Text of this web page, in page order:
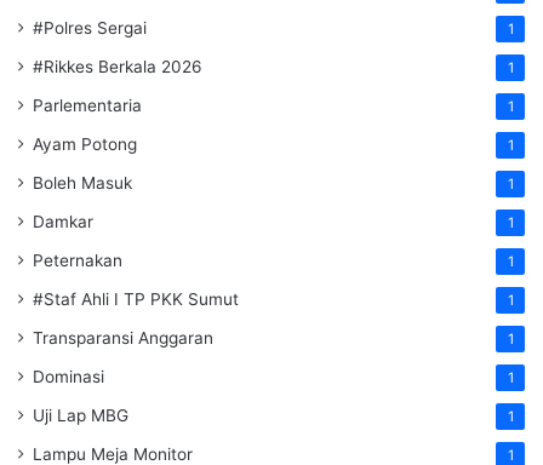
#Polres Sergai 1
#Rikkes Berkala 2026 1
Parlementaria 1
Ayam Potong 1
Boleh Masuk 1
Damkar 1
Peternakan 1
#Staf Ahli I TP PKK Sumut 1
Transparansi Anggaran 1
Dominasi 1
Uji Lap MBG 1
Lampu Meja Monitor 1